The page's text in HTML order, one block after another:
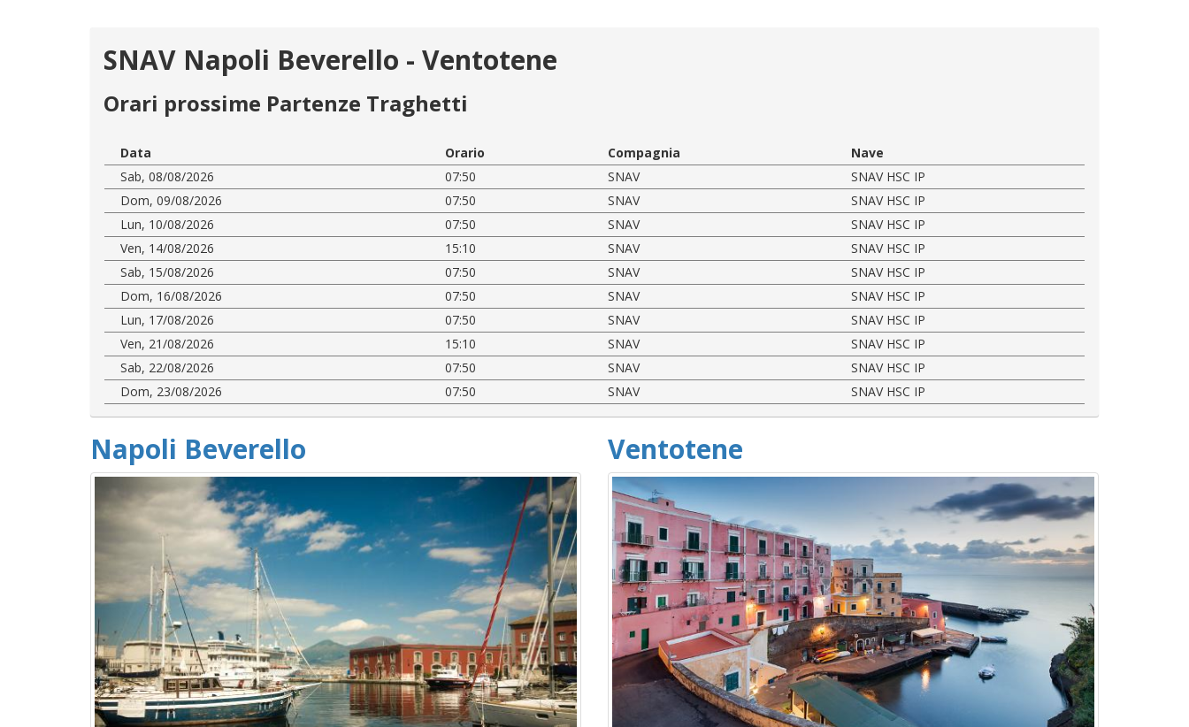
SNAV Napoli Beverello - Ventotene
Orari prossime Partenze Traghetti
Data Orario Compagnia
Nave
Sab, 08/08/2026
07:50 SNAV
SNAV HSC IP
Dom, 09/08/2026
07:50 SNAV
SNAV HSC IP
Lun, 10/08/2026
07:50 SNAV
SNAV HSC IP
Ven, 14/08/2026
15:10 SNAV
SNAV HSC IP
Sab, 15/08/2026
07:50 SNAV
SNAV HSC IP
Dom, 16/08/2026
07:50 SNAV
SNAV HSC IP
Lun, 17/08/2026
07:50 SNAV
SNAV HSC IP
Ven, 21/08/2026
15:10 SNAV
SNAV HSC IP
Sab, 22/08/2026
07:50 SNAV
SNAV HSC IP
Dom, 23/08/2026
07:50 SNAV SNAV HSC IP
Napoli Beverello Ventotene